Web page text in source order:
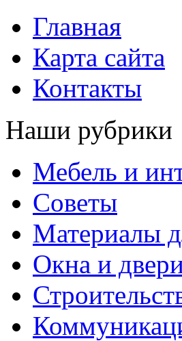
Главная
Карта сайта
Контакты
Наши рубрики
Мебель и
Советы
Материалы
Окна и